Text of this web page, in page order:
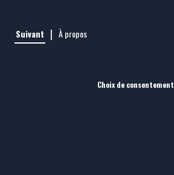
Suivant | À propos
Choix de consentement